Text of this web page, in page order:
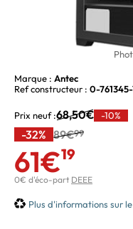
Marque : Antec
Ref constructeur : 0-
Prix neuf :68,50€ -10%
-32% 89€99
61€19
0€ d'éco-part DEEE
Plus d'informations sur